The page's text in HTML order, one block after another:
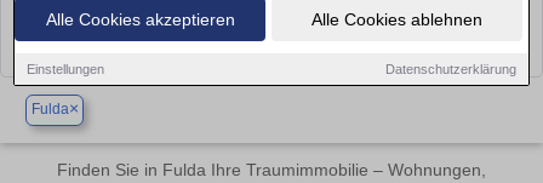
Alle Cookies akzeptieren Alle Cookies ablehnen
Einstellungen Datenschutzerklärung
Suchen
Fulda×
Finden Sie in Fulda Ihre Traumimmobilie – Wohnungen,